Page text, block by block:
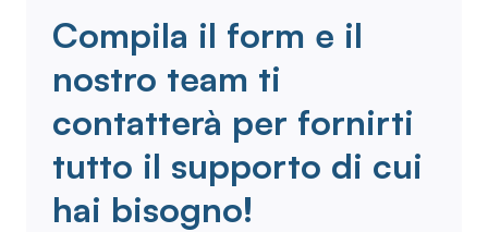
Compila il form e il
nostro team ti
contatterà per fornirti
tutto il supporto di cui
hai bisogno!